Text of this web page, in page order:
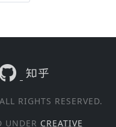
RIGHTS RESERVED.
UNDER CREATIVE